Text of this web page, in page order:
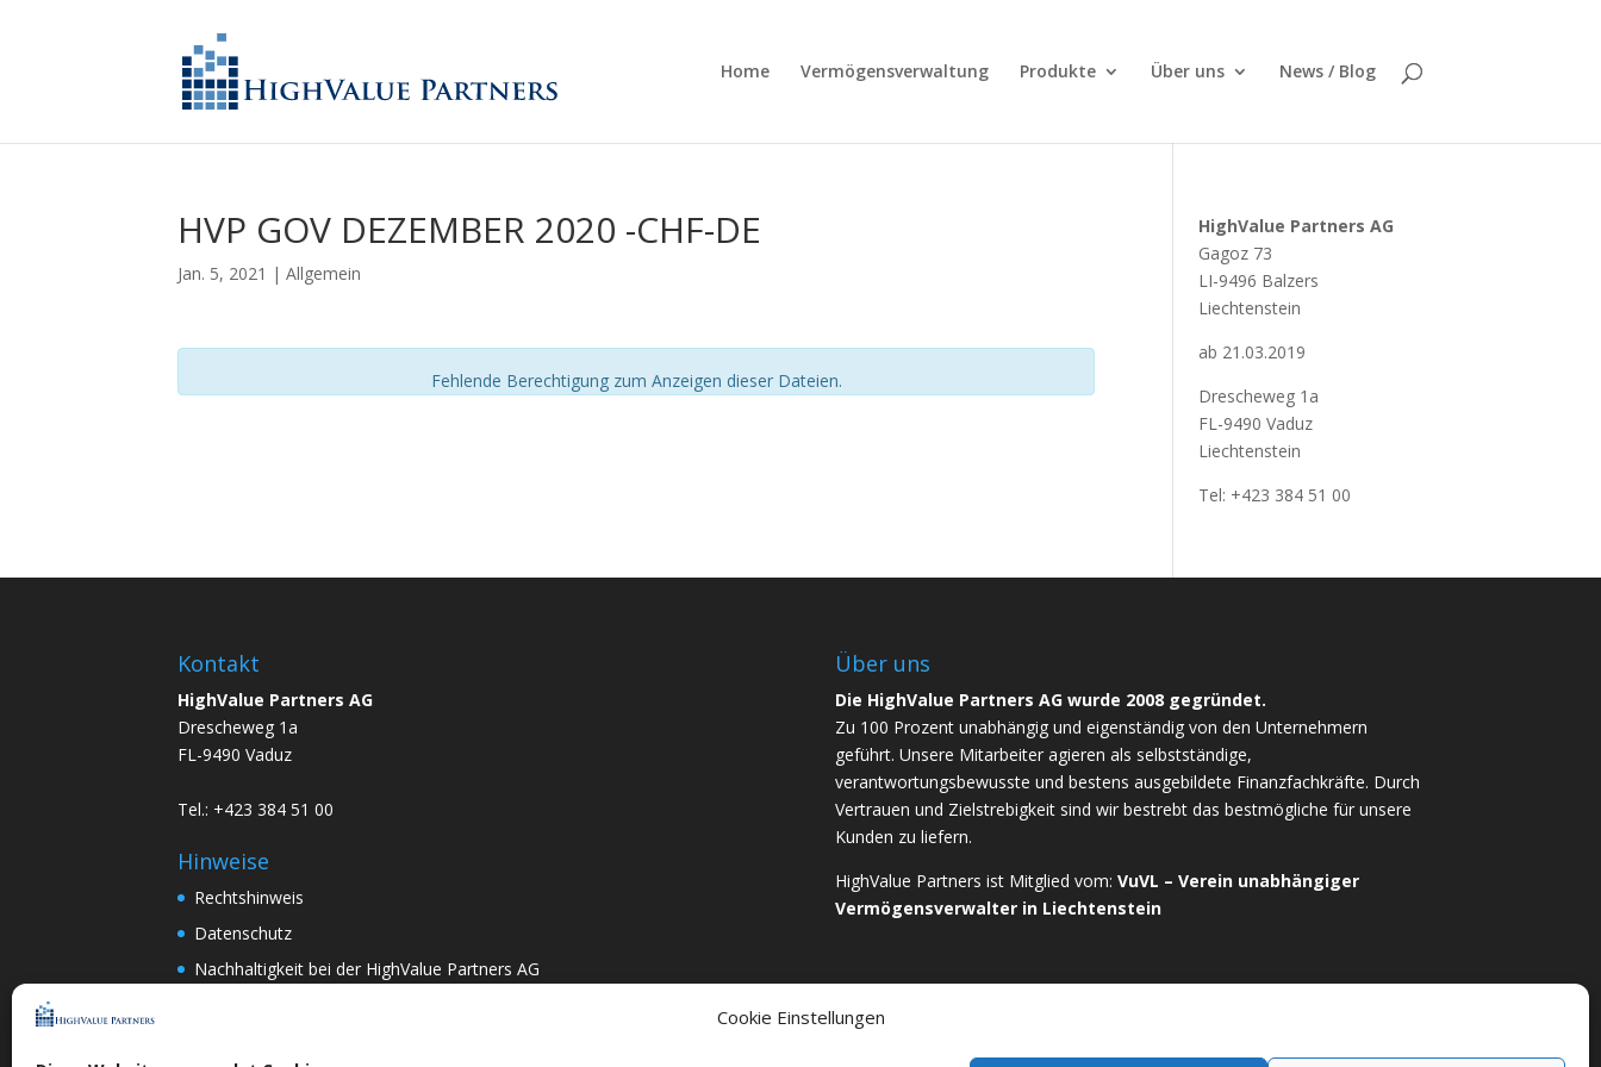
Cookie Einstellungen
Home Vermögensverwaltung Produkte Über uns News / Blog
HVP GOV DEZEMBER 2020 -CHF-DE
Jan. 5, 2021 | Allgemein
Fehlende Berechtigung zum Anzeigen dieser Dateien.
HighValue Partners AG
Gagoz 73
LI-9496 Balzers
Liechtenstein
ab 21.03.2019
Drescheweg 1a
FL-9490 Vaduz
Liechtenstein
Tel: +423 384 51 00
Kontakt
HighValue Partners AG
Drescheweg 1a
FL-9490 Vaduz
Tel.: +423 384 51 00
Hinweise
Rechtshinweis
Datenschutz
Nachhaltigkeit bei der HighValue Partners AG
Über uns
Die HighValue Partners AG wurde 2008 gegründet.
Zu 100 Prozent unabhängig und eigenständig von den Unternehmern
geführt. Unsere Mitarbeiter agieren als selbstständige,
verantwortungsbewusste und bestens ausgebildete Finanzfachkräfte. Durch
Vertrauen und Zielstrebigkeit sind wir bestrebt das bestmögliche für unsere
Kunden zu liefern.
HighValue Partners ist Mitglied vom: VuVL – Verein unabhängiger
Vermögensverwalter in Liechtenstein